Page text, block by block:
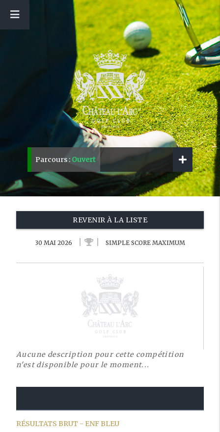
Parcours : Ouvert
REVENIR À LA LISTE
30 MAI 2026 SIMPLE SCORE MAXIMUM
Aucune description pour cette compétition
n'est disponible pour le moment...
RÉSULTATS BRUT - ENF BLEU